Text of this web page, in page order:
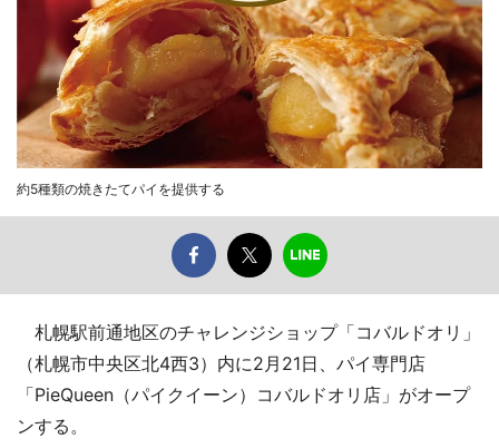
約5種類の焼きたてパイを提供する
札幌駅前通地区のチャレンジショップ「コバルドオリ」
（札幌市中央区北4西3）内に2月21日、パイ専門店
「PieQueen（パイクイーン）コバルドオリ店」がオープ
ンする。